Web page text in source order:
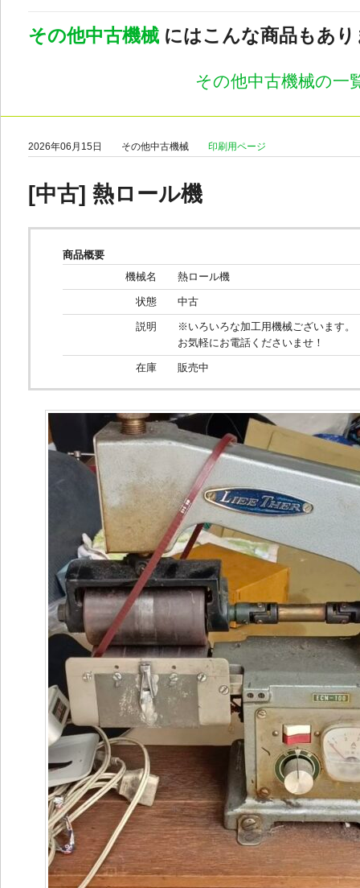
その他中古機械 にはこんな商品もあ
その他中古機械の一
2026年06月15日 その他中古機械 印刷用ページ
[中古] 熱ロール機
商品概要
機械名
熱ロール機
状態 中古
説明
※いろいろな加工用機械ございます。
お気軽にお電話くださいませ！
在庫 販売中